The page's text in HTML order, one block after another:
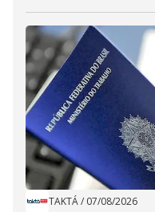
TAKTÁ/ 07/08/2026